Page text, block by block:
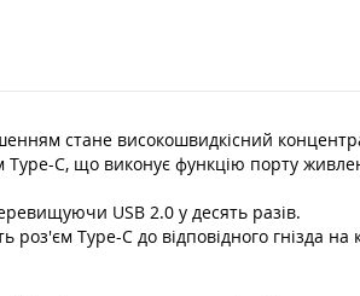
стане високошвидкісний
C, що виконує функцію порту
USB 2.0 у десять разів.
Type-C до відповідного гнізда